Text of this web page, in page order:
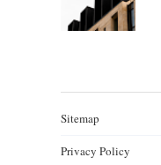
Sitemap
Privacy Policy